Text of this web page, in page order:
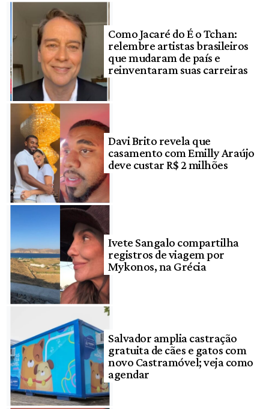
Como Jacaré do É o Tchan:
relembre artistas brasileiros
que mudaram de país e
reinventaram suas carreiras
Davi Brito revela que
casamento com Emilly Araújo
deve custar R$ 2 milhões
Ivete Sangalo compartilha
registros de viagem por
Mykonos, na Grécia
Salvador amplia castração
gratuita de cães e gatos com
novo Castramóvel; veja como
agendar